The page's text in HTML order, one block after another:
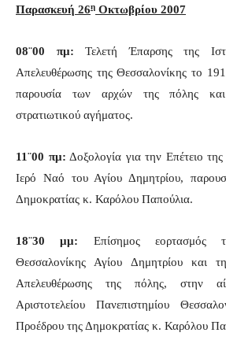
Παρασκευή 26η Οκτωβρίου 2007
08¨00 πμ: Τελετή Έπαρσης της
Απελευθέρωσης της Θεσσαλονίκης το
παρουσία των αρχών της πόλης και
στρατιωτικού αγήματος.
11¨00 πμ: Δοξολογία για την Επέτειο
Ιερό Ναό του Αγίου Δημητρίου,
Δημοκρατίας κ. Καρόλου Παπούλια.
18¨30 μμ: Επίσημος εορτασμός
Θεσσαλονίκης Αγίου Δημητρίου και
Απελευθέρωσης της πόλης, στην
Αριστοτελείου Πανεπιστημίου
Προέδρου της Δημοκρατίας κ. Καρόλου